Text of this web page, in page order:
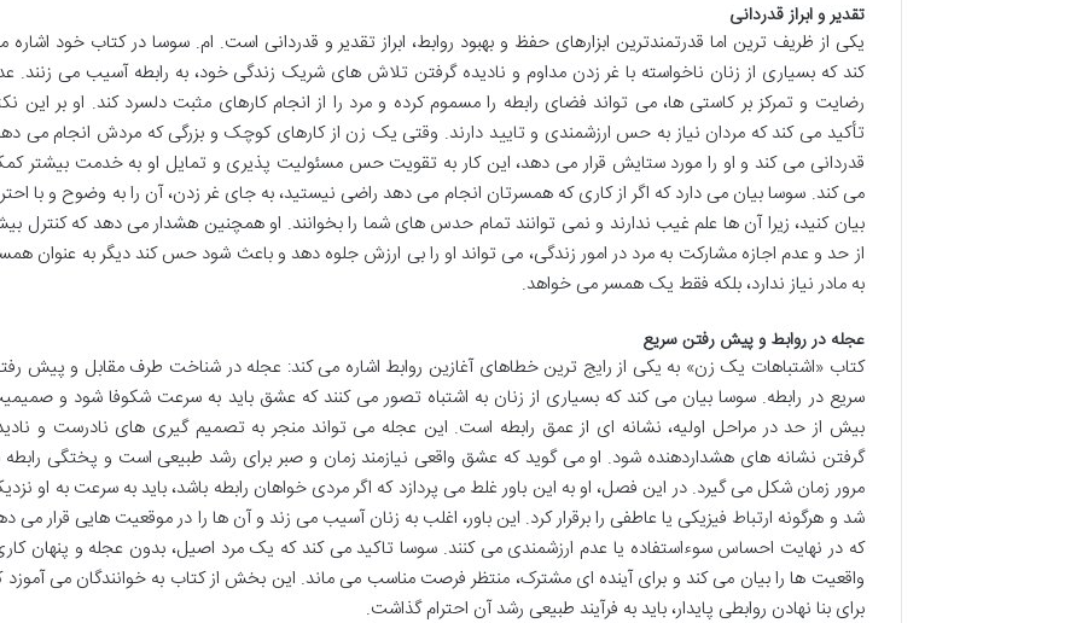
تقدیر و ابراز قدردانی
یکی از ظریف ترین اما قدرتمندترین ابزارهای حفظ و بهبود روابط، ابراز تقدیر و قدردانی است. ام. سوسا در کتاب خود اشاره
کند که بسیاری از زنان ناخواسته با غر زدن مداوم و نادیده گرفتن تلاش های شریک زندگی خود، به رابطه آسیب می زنند.
رضایت و تمرکز بر کاستی ها، می تواند فضای رابطه را مسموم کرده و مرد را از انجام کارهای مثبت دلسرد کند. او بر این
تأکید می کند که مردان نیاز به حس ارزشمندی و تایید دارند. وقتی یک زن از کارهای کوچک و بزرگی که مردش انجام می
قدردانی می کند و او را مورد ستایش قرار می دهد، این کار به تقویت حس مسئولیت پذیری و تمایل او به خدمت بیشتر
می کند. سوسا بیان می دارد که اگر از کاری که همسرتان انجام می دهد راضی نیستید، به جای غر زدن، آن را به وضوح و با
بیان کنید، زیرا آن ها علم غیب ندارند و نمی توانند تمام حدس های شما را بخوانند. او همچنین هشدار می دهد که کنترل
از حد و عدم اجازه مشارکت به مرد در امور زندگی، می تواند او را بی ارزش جلوه دهد و باعث شود حس کند دیگر به عنوان
به مادر نیاز ندارد، بلکه فقط یک همسر می خواهد.
عجله در روابط و پیش رفتن سریع
کتاب «اشتباهات یک زن» به یکی از رایج ترین خطاهای آغازین روابط اشاره می کند: عجله در شناخت طرف مقابل و پیش
سریع در رابطه. سوسا بیان می کند که بسیاری از زنان به اشتباه تصور می کنند که عشق باید به سرعت شکوفا شود و
بیش از حد در مراحل اولیه، نشانه ای از عمق رابطه است. این عجله می تواند منجر به تصمیم گیری های نادرست و
گرفتن نشانه های هشداردهنده شود. او می گوید که عشق واقعی نیازمند زمان و صبر برای رشد طبیعی است و پختگی رابطه
مرور زمان شکل می گیرد. در این فصل، او به این باور غلط می پردازد که اگر مردی خواهان رابطه باشد، باید به سرعت به او
شد و هرگونه ارتباط فیزیکی یا عاطفی را برقرار کرد. این باور، اغلب به زنان آسیب می زند و آن ها را در موقعیت هایی قرار می
که در نهایت احساس سوءاستفاده یا عدم ارزشمندی می کنند. سوسا تاکید می کند که یک مرد اصیل، بدون عجله و پنهان
واقعیت ها را بیان می کند و برای آینده ای مشترک، منتظر فرصت مناسب می ماند. این بخش از کتاب به خوانندگان می آموزد
برای بنا نهادن روابطی پایدار، باید به فرآیند طبیعی رشد آن احترام گذاشت.